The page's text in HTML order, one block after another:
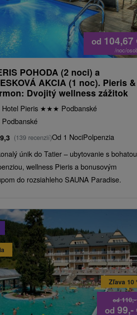
od 104,67
/noc/
POHODA (2 noci) a
AKCIA (1 noc). Pieris &
Dvojitý wellness zážitok
Hotel Pieris ★★★ Podbanské
Podbanské
9,3 (139 recenzií)Od 1 NociPolpenzia
únik do Tatier – ubytovanie s bohatou
wellness Pieris a bonusovým
do rozsiahleho SAUNA Paradise.
od
Zľava 10
od 99,-